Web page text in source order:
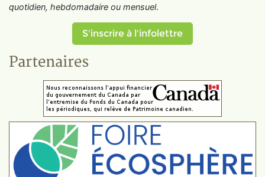
quotidien, hebdomadaire ou mensuel.
S'inscrire à l'infolettre
Partenaires